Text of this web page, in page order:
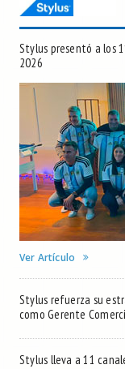
Stylus presentó a los
2026
Ver Artículo
Stylus refuerza su
como Gerente
Stylus lleva a 11